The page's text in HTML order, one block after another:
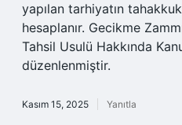
yapılan tarhiyatın
hesaplanır. Gecikme
Tahsil Usulü Hakkında
düzenlenmiştir.
Kasım 15, 2025 Yanıtla